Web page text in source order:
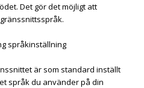
Det gör det möjligt att
är som standard inställt
språk du använder på din